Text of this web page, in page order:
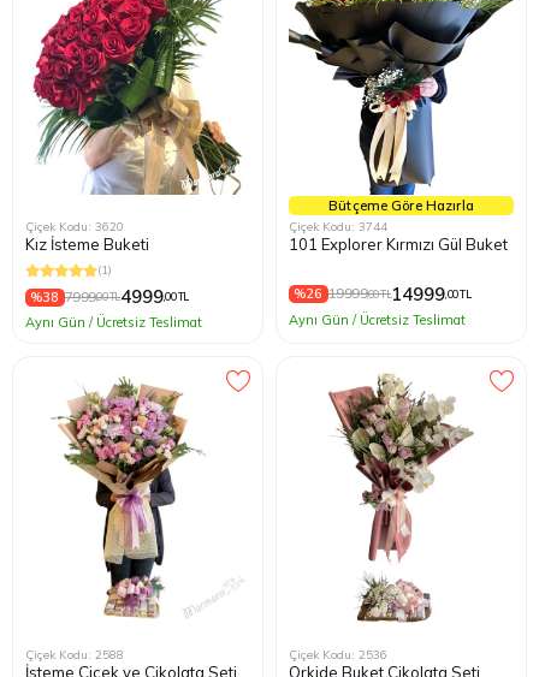
Çiçek Kodu: 3620
Kız İsteme Buketi
(1)
%38 7999,00 TL4999,00 TL
Aynı Gün / Ücretsiz Teslimat
Bütçeme Göre Hazırla
Çiçek Kodu: 3744
101 Explorer Kırmızı Gül Buket
%26 19999,00 TL14999,00 TL
Aynı Gün / Ücretsiz Teslimat
Çiçek Kodu: 2588
İsteme Çiçek ve Çikolata Seti
Çiçek Kodu: 2536
Orkide Buket Çikolata Seti